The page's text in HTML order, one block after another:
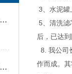
除尘滤芯选型核心技巧，稳住设备除尘工况
材料创新与安全设计：阻燃除尘滤筒技术原理及跨行业应用深析
3、水泥
5、清洗
后，已达
8. 我公司
作而成。